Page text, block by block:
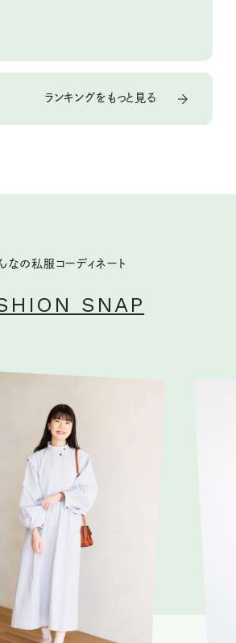
ランキングをもっと見る
なの私服コーディネート
SNAP